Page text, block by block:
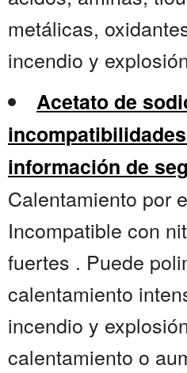
metálicas,
incendio y
Acetato de
información de
Calentamiento por
Incompatible con
fuertes . Puede
calentamiento
incendio y
calentamiento o